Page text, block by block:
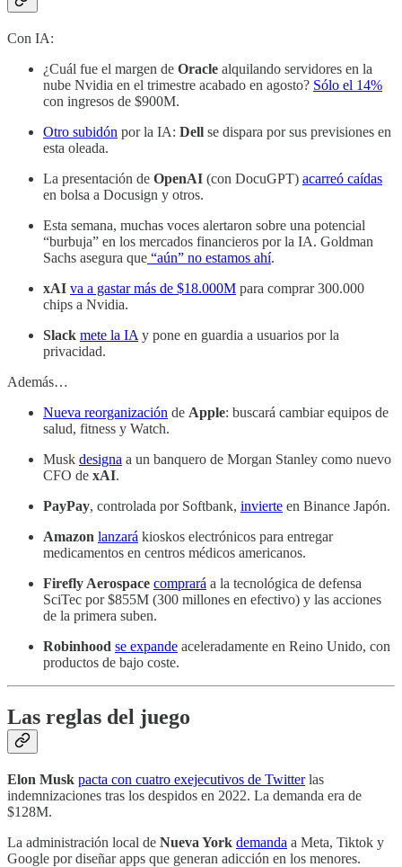
Con IA:
¿Cuál fue el margen de Oracle alquilando servidores en la
nube Nvidia en el trimestre acabado en agosto? Sólo el 14%
con ingresos de $900M.
Otro subidón por la IA: Dell se dispara por sus previsiones en
esta oleada.
La presentación de OpenAI (con DocuGPT) acarreó caídas
en bolsa a Docusign y otros.
Esta semana, muchas voces alertaron sobre una potencial
“burbuja” en los mercados financieros por la IA. Goldman
Sachs asegura que “aún” no estamos ahí.
xAI va a gastar más de $18.000M para comprar 300.000
chips a Nvidia.
Slack mete la IA y pone en guardia a usuarios por la
privacidad.
Además…
Nueva reorganización de Apple: buscará cambiar equipos de
salud, fitness y Watch.
Musk designa a un banquero de Morgan Stanley como nuevo
CFO de xAI.
PayPay, controlada por Softbank, invierte en Binance Japón.
Amazon lanzará kioskos electrónicos para entregar
medicamentos en centros médicos americanos.
Firefly Aerospace comprará a la tecnológica de defensa
SciTec por $855M (300 millones en efectivo) y las acciones
de la primera suben.
Robinhood se expande aceleradamente en Reino Unido, con
productos de bajo coste.
Las reglas del juego
Elon Musk pacta con cuatro exejecutivos de Twitterlas
indemnizaciones tras los despidos en 2022. La demanda era de
$128M.
La administración local de Nueva York demanda a Meta, Tiktok y
Google por diseñar apps que generan adicción en los menores.